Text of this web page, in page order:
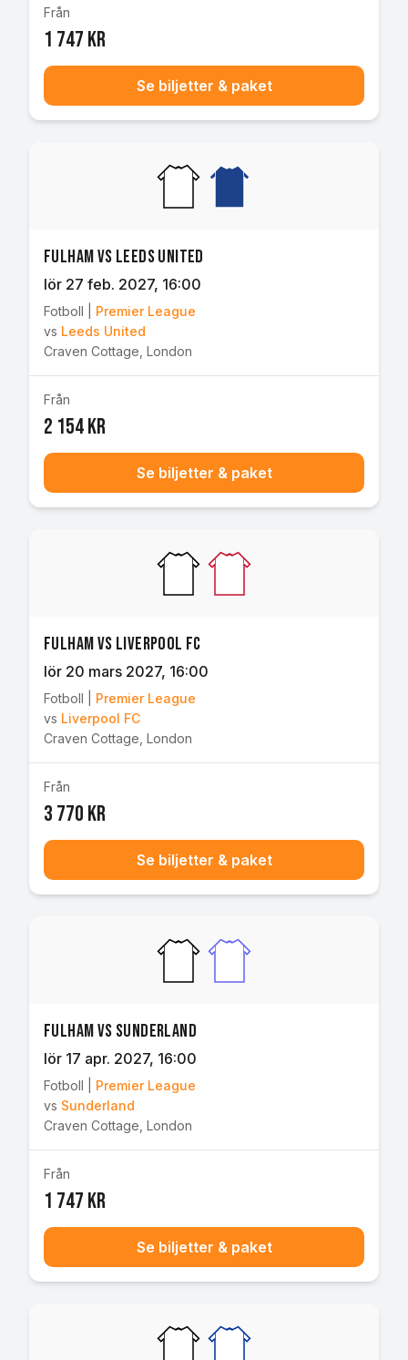
Från
1 747 kr
Se biljetter & paket
Fulham vs Leeds United
lör 27 feb. 2027, 16:00
Fotboll
Premier League
vs Leeds United
Craven Cottage London
Från
2 154 kr
Se biljetter & paket
Fulham vs Liverpool FC
lör 20 mars 2027, 16:00
Fotboll
Premier League
vs Liverpool FC
Craven Cottage London
Från
3 770 kr
Se biljetter & paket
Fulham vs Sunderland
lör 17 apr. 2027, 16:00
Fotboll
Premier League
vs Sunderland
Craven Cottage London
Från
1 747 kr
Se biljetter & paket